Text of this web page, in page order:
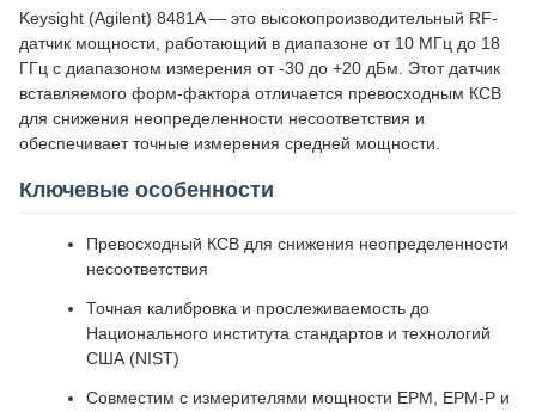
Keysight (Agilent) 8481A — это высокопроизводительный RF-
датчик мощности, работающий в диапазоне от 10 МГц до 18
ГГц с диапазоном измерения от -30 до +20 дБм. Этот датчик
вставляемого форм-фактора отличается превосходным КСВ
для снижения неопределенности несоответствия и
обеспечивает точные измерения средней мощности.
Ключевые особенности
Превосходный КСВ для снижения неопределенности
несоответствия
Точная калибровка и прослеживаемость до
Национального института стандартов и технологий
США (NIST)
Совместим с измерителями мощности EPM, EPM-P и